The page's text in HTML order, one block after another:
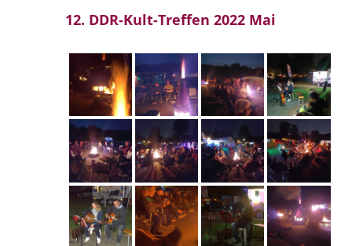
12. DDR-Kult-Treffen 2022 Mai